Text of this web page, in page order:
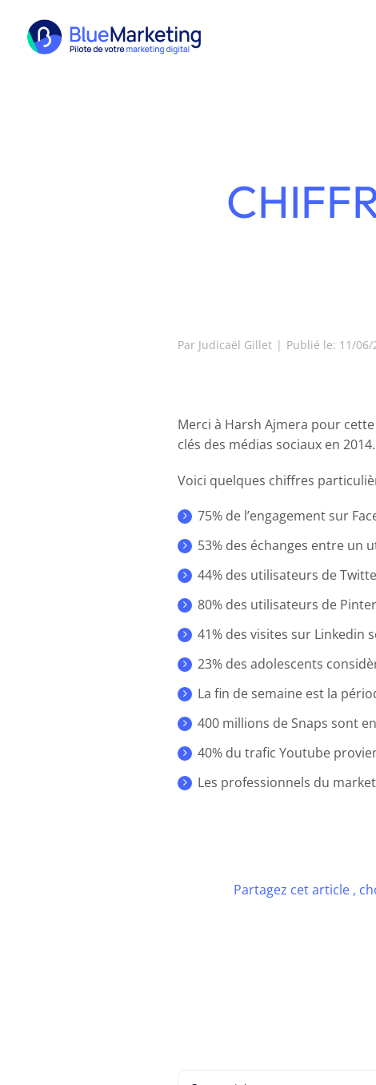
contenu
Par Judicaël Gillet | Publié le: 11/06/
Merci à Harsh Ajmera pour
clés des médias sociaux en 2014.
Voici quelques chiffres
75% de l’engagement sur
53% des échanges entre un
44% des utilisateurs de
80% des utilisateurs de
41% des visites sur Linkedin
23% des adolescents
La fin de semaine est la
400 millions de Snaps sont
40% du trafic Youtube
Les professionnels du
Partagez cet article ,